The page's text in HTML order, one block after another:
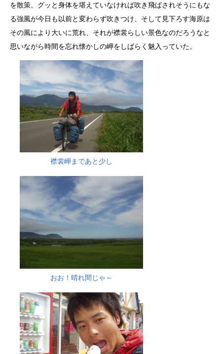
を散策。グッと身体を堪えていなければ吹き飛ばされそうにもな
る強風が今日も以前と変わらず吹きつけ、そして見下ろす海原は
その風により大いに荒れ、それが襟裳らしい景色なのだろうなと
思いながら時間を忘れ懐かしの岬をしばらく魅入っていた。
襟裳岬まであと少し
おお！晴れ間じゃ～